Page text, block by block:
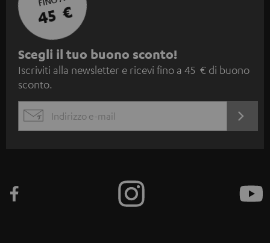
45 €
I
s
c
i
n
Scegli il tuo buono sconto!
Iscriviti alla newsletter e ricevi fino a 45 € di buono
sconto.
EMAIL
ORA